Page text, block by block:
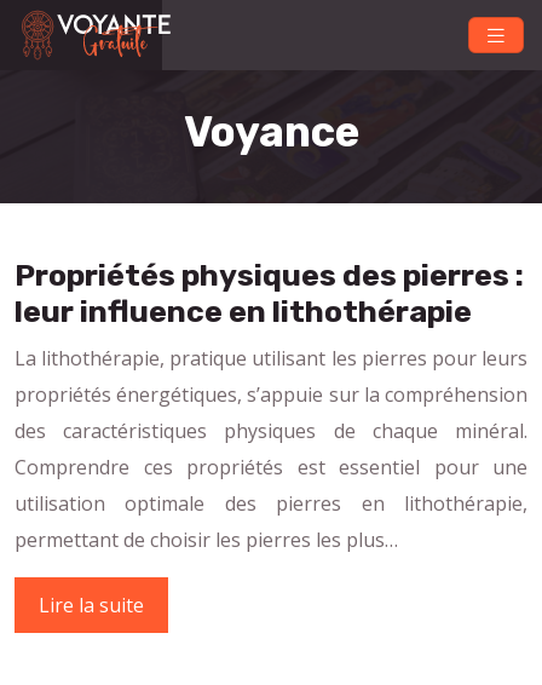
Voyance
Propriétés physiques des pierres :
leur influence en lithothérapie
La lithothérapie, pratique utilisant les pierres pour leurs
propriétés énergétiques, s’appuie sur la compréhension
des caractéristiques physiques de chaque minéral.
Comprendre ces propriétés est essentiel pour une
utilisation optimale des pierres en lithothérapie,
permettant de choisir les pierres les plus…
Lire la suite